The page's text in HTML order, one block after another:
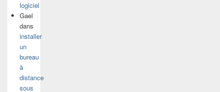
logiciel
Gael
dans
installer
un
bureau
à
distance
sous